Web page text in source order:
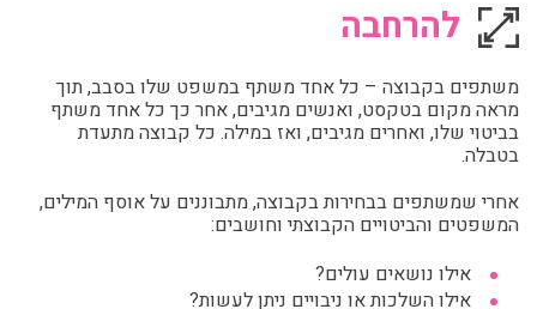
להרחבה
משתפים בקבוצה – כל אחד משתף במשפט שלו בסבב, תוך
מראה מקום בטקסט, ואנשים מגיבים, אחר כך כל אחד משתף
בביטוי שלו, ואחרים מגיבים, ואז במילה. כל קבוצה מתעדת
בטבלה.
אחרי שמשתפים בבחירות בקבוצה, מתבוננים על אוסף המילים,
המשפטים והביטויים הקבוצתי וחושבים:
אילו נושאים עולים?
אילו השלכות או ניבויים ניתן לעשות?